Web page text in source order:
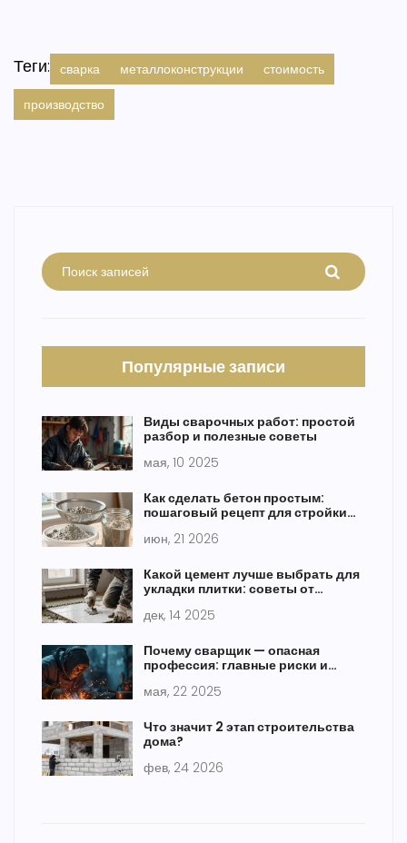
Теги: сварка металлоконструкции
стоимость
производство
Популярные записи
Виды сварочных работ: простой
разбор и полезные советы
мая, 10 2025
Как сделать бетон простым:
пошаговый рецепт для стройки
июн, 21 2026
Какой цемент лучше выбрать для
укладки плитки: советы от
дек, 14 2025
Почему сварщик — опасная
профессия: главные риски и
мая, 22 2025
Что значит 2 этап строительства
дома?
фев, 24 2026